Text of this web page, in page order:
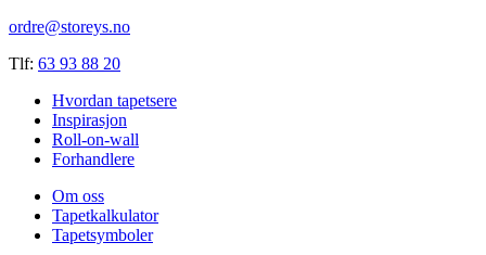
ordre@storeys.no
Tlf: 63 93 88 20
Hvordan tapetsere
Inspirasjon
Roll-on-wall
Forhandlere
Om oss
Tapetkalkulator
Tapetsymboler